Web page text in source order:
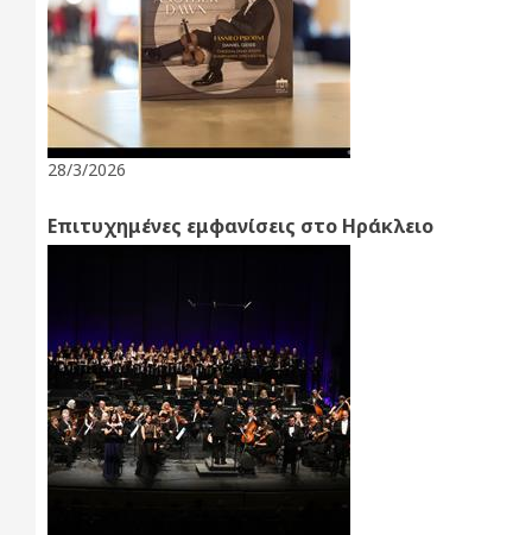
28/3/2026
Επιτυχημένες εμφανίσεις στο Ηράκλειο